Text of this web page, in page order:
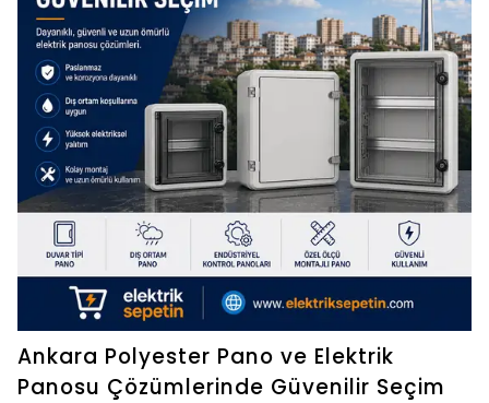
Ankara Polyester Pano ve Elektrik
Panosu Çözümlerinde Güvenilir Seçim